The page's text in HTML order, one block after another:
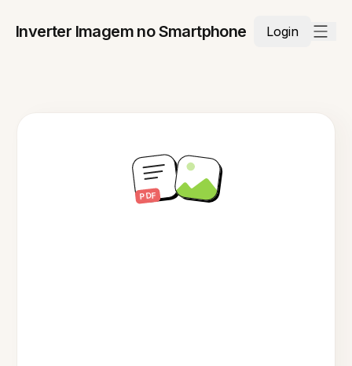
Inverter Imagem no Smartphone Login